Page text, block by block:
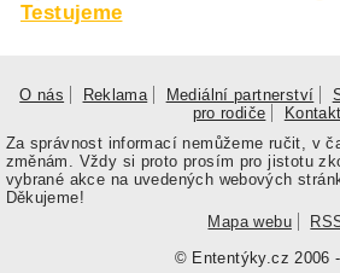
Testujeme
O nás Reklama Mediální partnerství
pro rodiče
Kontakt
© Ententýky.cz 2006
Za správnost informací nemůžeme ručit, v
změnám. Vždy si proto prosím pro jistotu
vybrané akce na uvedených webových
Děkujeme!
Mapa webu